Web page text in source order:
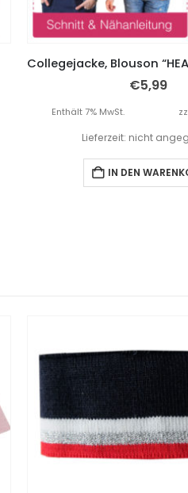
€5,99
Enthält 7% MwSt.
Lieferzeit: nicht
IN DEN